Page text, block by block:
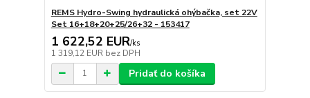
REMS Hydro-Swing hydraulická ohýbačka, set 22V
Set 16+18+20+25/26+32 - 153417
1 622,52 EUR/ks
1 319,12 EUR bez DPH
Pridať do košíka